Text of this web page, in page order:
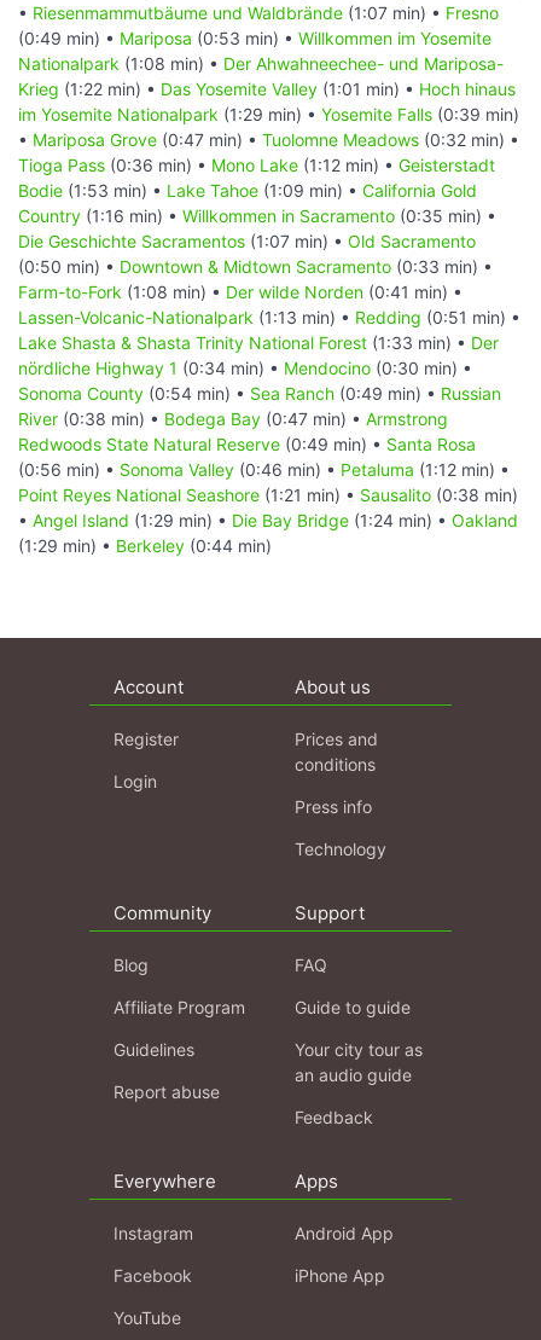
• Riesenmammutbäume und Waldbrände (1:07 min) • Fresno
(0:49 min) • Mariposa (0:53 min) • Willkommen im Yosemite
Nationalpark (1:08 min) • Der Ahwahneechee- und Mariposa-
Krieg (1:22 min) • Das Yosemite Valley (1:01 min) • Hoch hinaus
im Yosemite Nationalpark (1:29 min) • Yosemite Falls (0:39 min)
• Mariposa Grove (0:47 min) • Tuolomne Meadows (0:32 min) •
Tioga Pass (0:36 min) • Mono Lake (1:12 min) • Geisterstadt
Bodie (1:53 min) • Lake Tahoe (1:09 min) • California Gold
Country (1:16 min) • Willkommen in Sacramento (0:35 min) •
Die Geschichte Sacramentos (1:07 min) • Old Sacramento
(0:50 min) • Downtown & Midtown Sacramento (0:33 min) •
Farm-to-Fork (1:08 min) • Der wilde Norden (0:41 min) •
Lassen-Volcanic-Nationalpark (1:13 min) • Redding (0:51 min) •
Lake Shasta & Shasta Trinity National Forest (1:33 min) • Der
nördliche Highway 1 (0:34 min) • Mendocino (0:30 min) •
Sonoma County (0:54 min) • Sea Ranch (0:49 min) • Russian
River (0:38 min) • Bodega Bay (0:47 min) • Armstrong
Redwoods State Natural Reserve (0:49 min) • Santa Rosa
(0:56 min) • Sonoma Valley (0:46 min) • Petaluma (1:12 min) •
Point Reyes National Seashore (1:21 min) • Sausalito (0:38 min)
• Angel Island (1:29 min) • Die Bay Bridge (1:24 min) • Oakland
(1:29 min) • Berkeley (0:44 min)
Account
Register
Login
About us
Prices and
conditions
Press info
Technology
Community
Blog
Affiliate Program
Guidelines
Report abuse
Support
FAQ
Guide to guide
Your city tour as
an audio guide
Feedback
Everywhere
Instagram
Facebook
YouTube
Apps
Android App
iPhone App